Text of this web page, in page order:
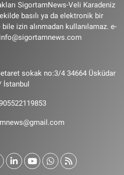
SigortamNews-Veli Karadeniz
basılı ya da elektronik bir
izin alınmadan kullanılamaz. e-
info@sigortamnews.com
sokak no:3/4 34664 Üsküdar
İstanbul